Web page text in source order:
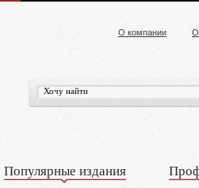
О компании
Популярные издания